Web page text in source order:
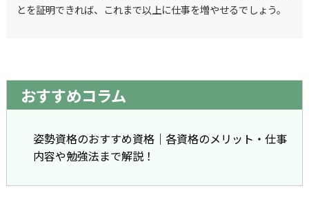
とを証明できれば、これまで以上に仕事を増やせるでしょう。
おすすめコラム
姿勢資格のおすすめ資格｜各資格のメリット・仕事
内容や勉強法まで解説！